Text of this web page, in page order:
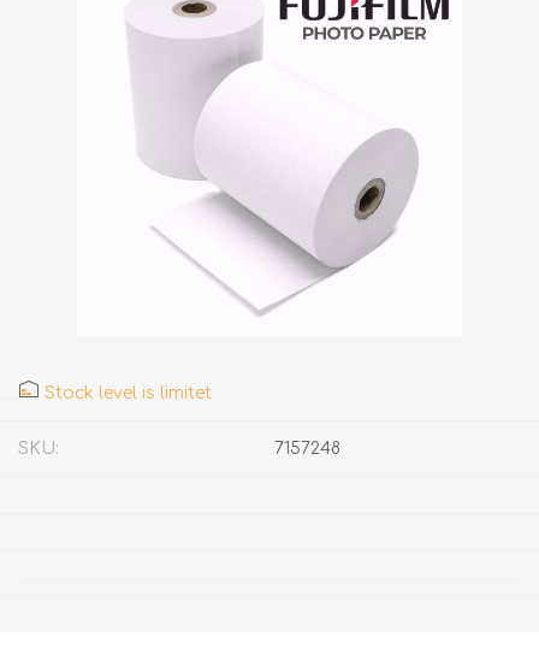
Stock level is limitet
SKU: 7157248